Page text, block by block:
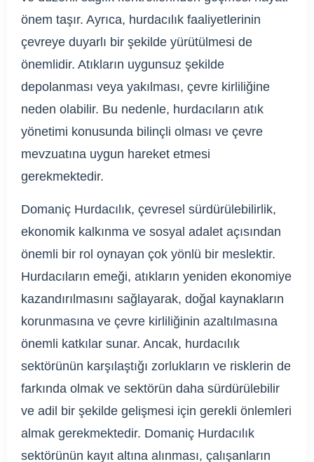
önem taşır. Ayrıca, hurdacılık faaliyetlerinin
çevreye duyarlı bir şekilde yürütülmesi de
önemlidir. Atıkların uygunsuz şekilde
depolanması veya yakılması, çevre kirliliğine
neden olabilir. Bu nedenle, hurdacıların atık
yönetimi konusunda bilinçli olması ve çevre
mevzuatına uygun hareket etmesi
gerekmektedir.
Domaniç Hurdacılık, çevresel sürdürülebilirlik,
ekonomik kalkınma ve sosyal adalet açısından
önemli bir rol oynayan çok yönlü bir meslektir.
Hurdacıların emeği, atıkların yeniden ekonomiye
kazandırılmasını sağlayarak, doğal kaynakların
korunmasına ve çevre kirliliğinin azaltılmasına
önemli katkılar sunar. Ancak, hurdacılık
sektörünün karşılaştığı zorlukların ve risklerin de
farkında olmak ve sektörün daha sürdürülebilir
ve adil bir şekilde gelişmesi için gerekli önlemleri
almak gerekmektedir. Domaniç Hurdacılık
sektörünün kayıt altına alınması, çalışanların